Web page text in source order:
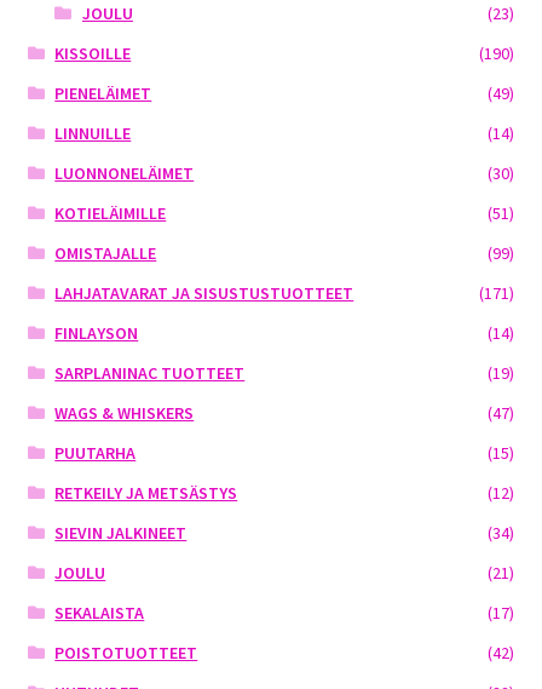
JOULU
(23)
KISSOILLE
(190)
PIENELÄIMET
(49)
LINNUILLE
(14)
LUONNONELÄIMET
(30)
KOTIELÄIMILLE
(51)
OMISTAJALLE
(99)
LAHJATAVARAT JA SISUSTUSTUOTTEET
(171)
FINLAYSON
(14)
SARPLANINAC TUOTTEET
(19)
WAGS & WHISKERS
(47)
PUUTARHA
(15)
RETKEILY JA METSÄSTYS
(12)
SIEVIN JALKINEET
(34)
JOULU
(21)
SEKALAISTA
(17)
POISTOTUOTTEET
(42)